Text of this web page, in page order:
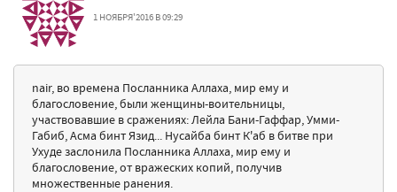
1 НОЯБРЯ'2016 В 09:29
nair, во времена Посланника Аллаха, мир ему и
благословение, были женщины-воительницы,
участвовавшие в сражениях: Лейла Бани-Гаффар, Умми-
Габиб, Асма бинт Язид... Нусайба бинт К'аб в битве при
Ухуде заслонила Посланника Аллаха, мир ему и
благословение, от вражеских копий, получив
множественные ранения.